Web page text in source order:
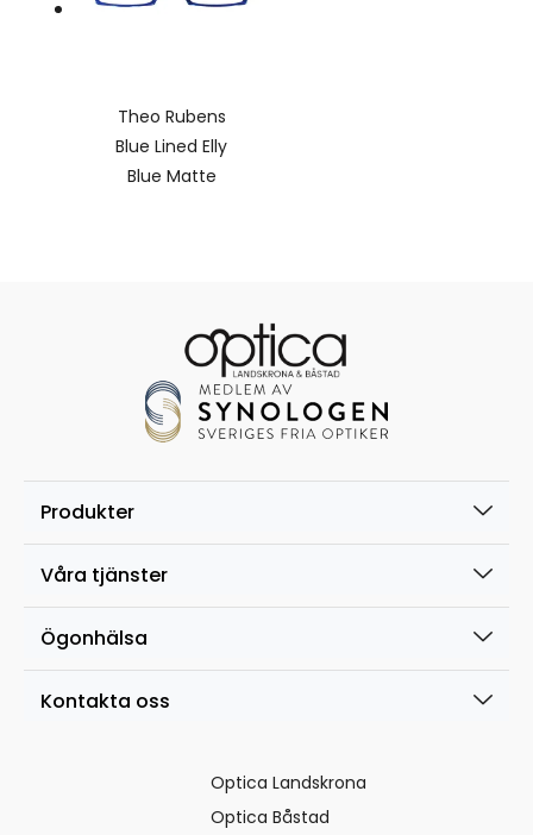
Theo Rubens
Blue Lined Elly
Blue Matte
Produkter
Våra tjänster
Ögonhälsa
Kontakta oss
Optica Landskrona
Optica Båstad